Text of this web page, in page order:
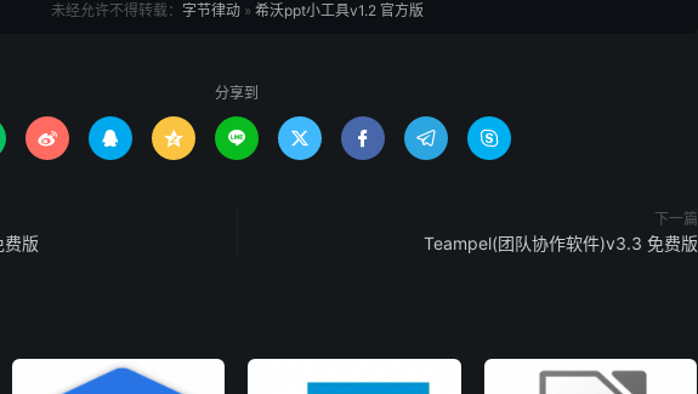
未经允许不得转载： 字节律动» 希沃ppt小工具v1.2 官方版
分享到
       
版
下一篇
Teampel(团队协作软件)v3.3 免费版